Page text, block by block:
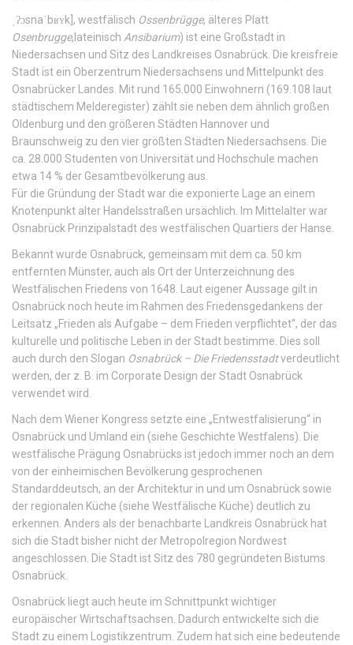
ˌʔɔsnaˈbʁʏk , westfälisch Ossenbrügge, älteres Platt
Osenbrugge,lateinisch Ansibarium) ist eine Großstadt in
Niedersachsen und Sitz des Landkreises Osnabrück. Die kreisfreie
Stadt ist ein Oberzentrum Niedersachsens und Mittelpunkt des
Osnabrücker Landes. Mit rund 165.000 Einwohnern (169.108 laut
städtischem Melderegister) zählt sie neben dem ähnlich großen
Oldenburg und den größeren Städten Hannover und
Braunschweig zu den vier größten Städten Niedersachsens. Die
ca. 28.000 Studenten von Universität und Hochschule machen
etwa 14 % der Gesamtbevölkerung aus.
Für die Gründung der Stadt war die exponierte Lage an einem
Knotenpunkt alter Handelsstraßen ursächlich. Im Mittelalter war
Osnabrück Prinzipalstadt des westfälischen Quartiers der Hanse.
Bekannt wurde Osnabrück, gemeinsam mit dem ca. 50 km
entfernten Münster, auch als Ort der Unterzeichnung des
Westfälischen Friedens von 1648. Laut eigener Aussage gilt in
Osnabrück noch heute im Rahmen des Friedensgedankens der
Leitsatz „Frieden als Aufgabe – dem Frieden verpflichtet“, der das
kulturelle und politische Leben in der Stadt bestimme. Dies soll
auch durch den Slogan Osnabrück – Die Friedensstadtverdeutlicht
werden, der z. B. im Corporate Design der Stadt Osnabrück
verwendet wird.
Nach dem Wiener Kongress setzte eine „Entwestfalisierung“ in
Osnabrück und Umland ein (siehe Geschichte Westfalens). Die
westfälische Prägung Osnabrücks ist jedoch immer noch an dem
von der einheimischen Bevölkerung gesprochenen
Standarddeutsch, an der Architektur in und um Osnabrück sowie
der regionalen Küche (siehe Westfälische Küche) deutlich zu
erkennen. Anders als der benachbarte Landkreis Osnabrück hat
sich die Stadt bisher nicht der Metropolregion Nordwest
angeschlossen. Die Stadt ist Sitz des 780 gegründeten Bistums
Osnabrück.
Osnabrück liegt auch heute im Schnittpunkt wichtiger
europäischer Wirtschaftsachsen. Dadurch entwickelte sich die
Stadt zu einem Logistikzentrum. Zudem hat sich eine bedeutende